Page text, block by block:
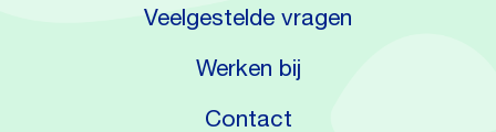
Veelgestelde vragen
Werken bij
Contact